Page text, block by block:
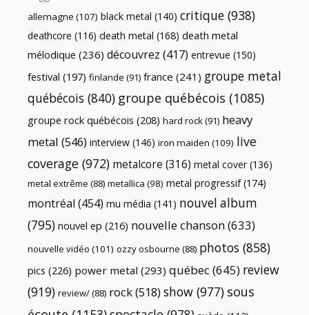
allemagne (107) black metal (140) critique (938)
deathcore (116) death metal (168) death metal
mélodique (236) découvrez (417) entrevue (150)
festival (197) finlande (91) france (241) groupe metal
québécois (840) groupe québécois (1085)
groupe rock québécois (208) hard rock(91) heavy
metal (546) interview (146) iron maiden (109) live
coverage (972) metalcore (316) metal cover (136)
metal extrême (88) metallica (98) metal progressif(174)
montréal (454) mu média (141) nouvel album
(795) nouvel ep (216) nouvelle chanson(633)
nouvelle vidéo (101) ozzy osbourne (88) photos (858)
pics (226) power metal (293) québec(645) review
(919) review/(88) rock(518) show (977) sous